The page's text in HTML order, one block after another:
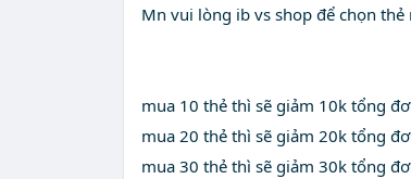
Mn vui lòng ib vs shop để chọn
mua 10 thẻ thì sẽ giảm 10k tổng
mua 20 thẻ thì sẽ giảm 20k tổng
mua 30 thẻ thì sẽ giảm 30k tổng